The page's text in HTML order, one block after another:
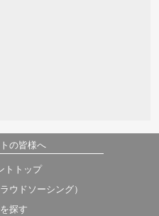
の皆様へ
トトップ
ウドソーシング）
探す